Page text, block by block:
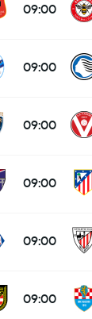
09:00
09:00
09:00
09:00
09:00
09:00